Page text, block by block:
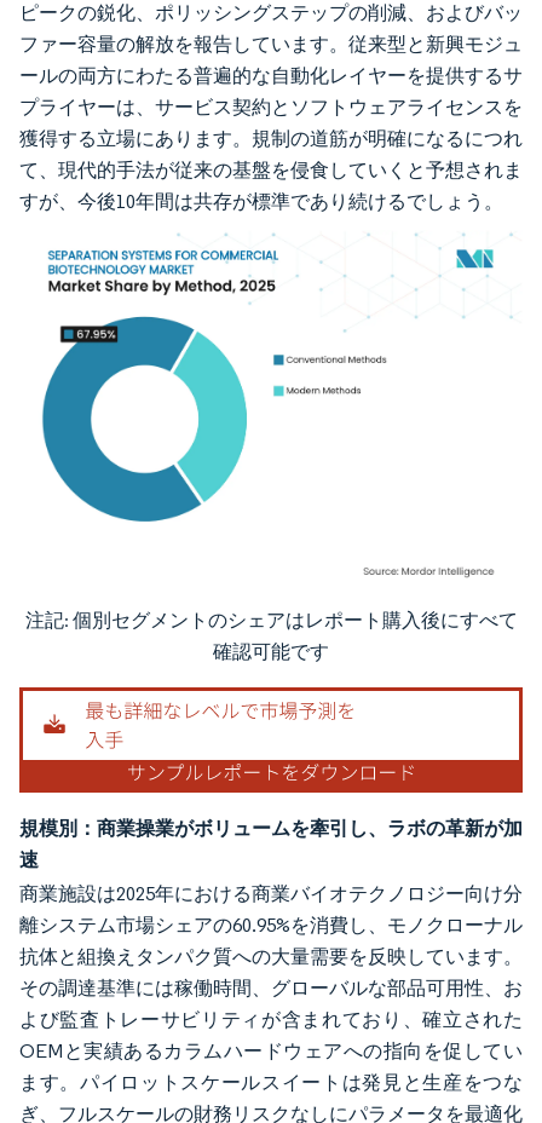
ピークの鋭化、ポリッシングステップの削減、およびバッ
ファー容量の解放を報告しています。従来型と新興モジュ
ールの両方にわたる普遍的な自動化レイヤーを提供するサ
プライヤーは、サービス契約とソフトウェアライセンスを
獲得する立場にあります。規制の道筋が明確になるにつれ
て、現代的手法が従来の基盤を侵食していくと予想されま
すが、今後10年間は共存が標準であり続けるでしょう。
画像 © Mordor Intelligence。再利用にはCC BY 4.0の表示が必要です。
注記: 個別セグメントのシェアはレポート購入後にすべて
確認可能です
規模別：商業操業がボリュームを牽引し、ラボの革新が加
速
商業施設は2025年における商業バイオテクノロジー向け分
離システム市場シェアの60.95%を消費し、モノクローナル
抗体と組換えタンパク質への大量需要を反映しています。
その調達基準には稼働時間、グローバルな部品可用性、お
よび監査トレーサビリティが含まれており、確立された
OEMと実績あるカラムハードウェアへの指向を促してい
ます。パイロットスケールスイートは発見と生産をつな
ぎ、フルスケールの財務リスクなしにパラメータを最適化